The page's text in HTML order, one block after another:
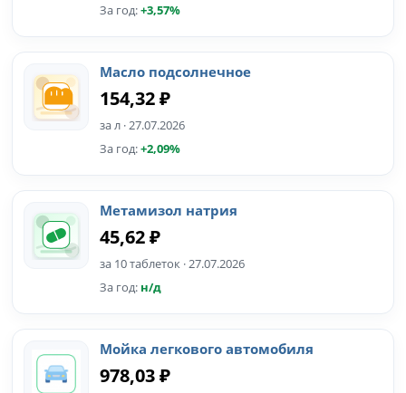
За год:+3,57%
Масло подсолнечное
154,32 ₽
за л · 27.07.2026
За год:+2,09%
Метамизол натрия
45,62 ₽
за 10 таблеток · 27.07.2026
За год: н/д
Мойка легкового автомобиля
978,03 ₽